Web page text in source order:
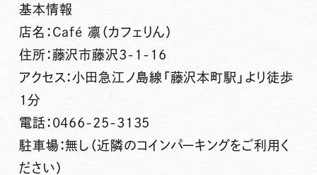
基本情報
店名：Café 凛（カフェりん）
住所：藤沢市藤沢3-1-16
アクセス：小田急江ノ島線「藤沢本町駅」より徒歩
1分
電話：0466-25-3135
駐車場：無し（近隣のコインパーキングをご利用く
ださい）